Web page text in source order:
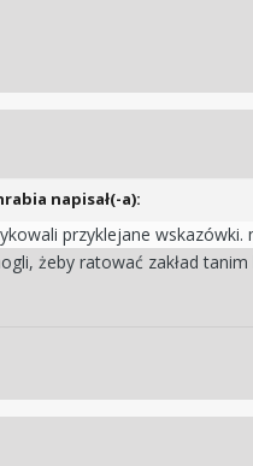
napisał(-a):
przyklejane
żeby ratować zakład